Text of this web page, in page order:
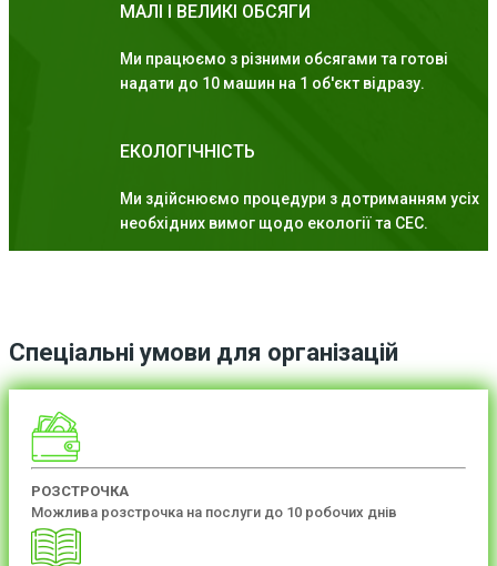
МАЛІ І ВЕЛИКІ ОБСЯГИ
Ми працюємо з різними обсягами та готові
надати до 10 машин на 1 об'єкт відразу.
ЕКОЛОГІЧНІСТЬ
Ми здійснюємо процедури з дотриманням усіх
необхідних вимог щодо екології та СЕС.
Спеціальні умови для організацій
РОЗСТРОЧКА
Можлива розстрочка на послуги до 10 робочих днів